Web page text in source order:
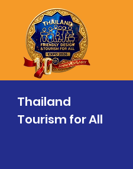
Thailand
Tourism for All